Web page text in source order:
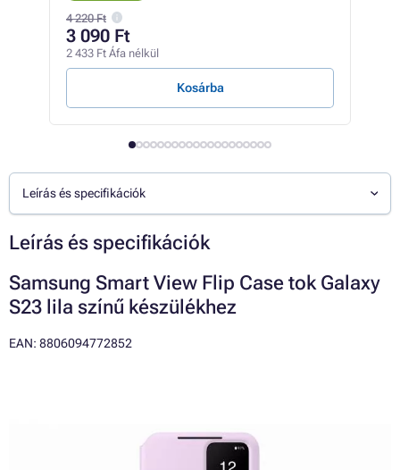
4 220 Ft
3 090 Ft
2 433 Ft Áfa nélkül
Kosárba
Leírás és specifikációk
Leírás és specifikációk
Samsung Smart View Flip Case tok Galaxy
S23 lila színű készülékhez
EAN: 8806094772852